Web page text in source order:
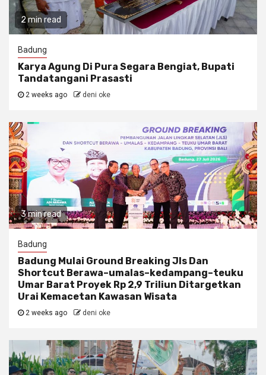
2 min read
Badung
Karya Agung Di Pura Segara Bengiat, Bupati
Tandatangani Prasasti
2 weeks ago deni oke
3 min read
Badung
Badung Mulai Ground Breaking Jls Dan
Shortcut Berawa–umalas–kedampang–teuku
Umar Barat Proyek Rp 2,9 Triliun Ditargetkan
Urai Kemacetan Kawasan Wisata
2 weeks ago deni oke